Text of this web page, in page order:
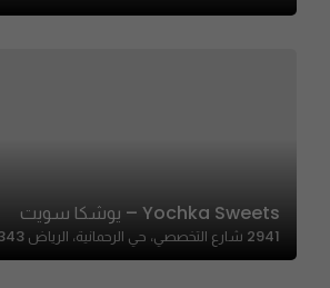
Yochka Sweets – يوشكا سويت
2941 شارع التخصصي، حي الرحمانية، الرياض 12343، السعودية